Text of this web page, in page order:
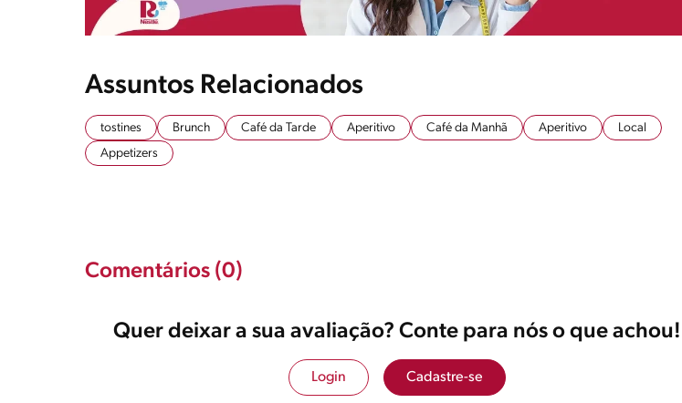
Assuntos Relacionados
tostines Brunch Café da Tarde Aperitivo Café da Manhã Aperitivo
Local
Appetizers
Comentários (0)
Quer deixar a sua avaliação? Conte para nós o que achou!
Login Cadastre-se